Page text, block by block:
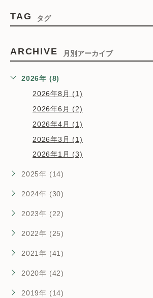
TAG タグ
ARCHIVE 月別アーカイブ
2026年 (8)
2026年8月 (1)
2026年6月 (2)
2026年4月 (1)
2026年3月 (1)
2026年1月 (3)
2025年 (14)
2024年 (30)
2023年 (22)
2022年 (25)
2021年 (41)
2020年 (42)
2019年 (14)